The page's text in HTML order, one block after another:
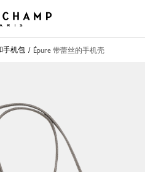
页
手机包 Épure 带蕾丝的手机壳